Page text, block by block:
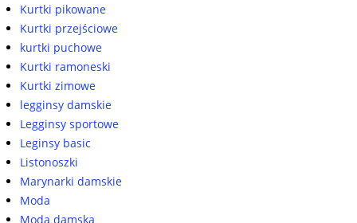
Kurtki pikowane
Kurtki przejściowe
kurtki puchowe
Kurtki ramoneski
Kurtki zimowe
legginsy damskie
Legginsy sportowe
Leginsy basic
Listonoszki
Marynarki damskie
Moda
Moda damska